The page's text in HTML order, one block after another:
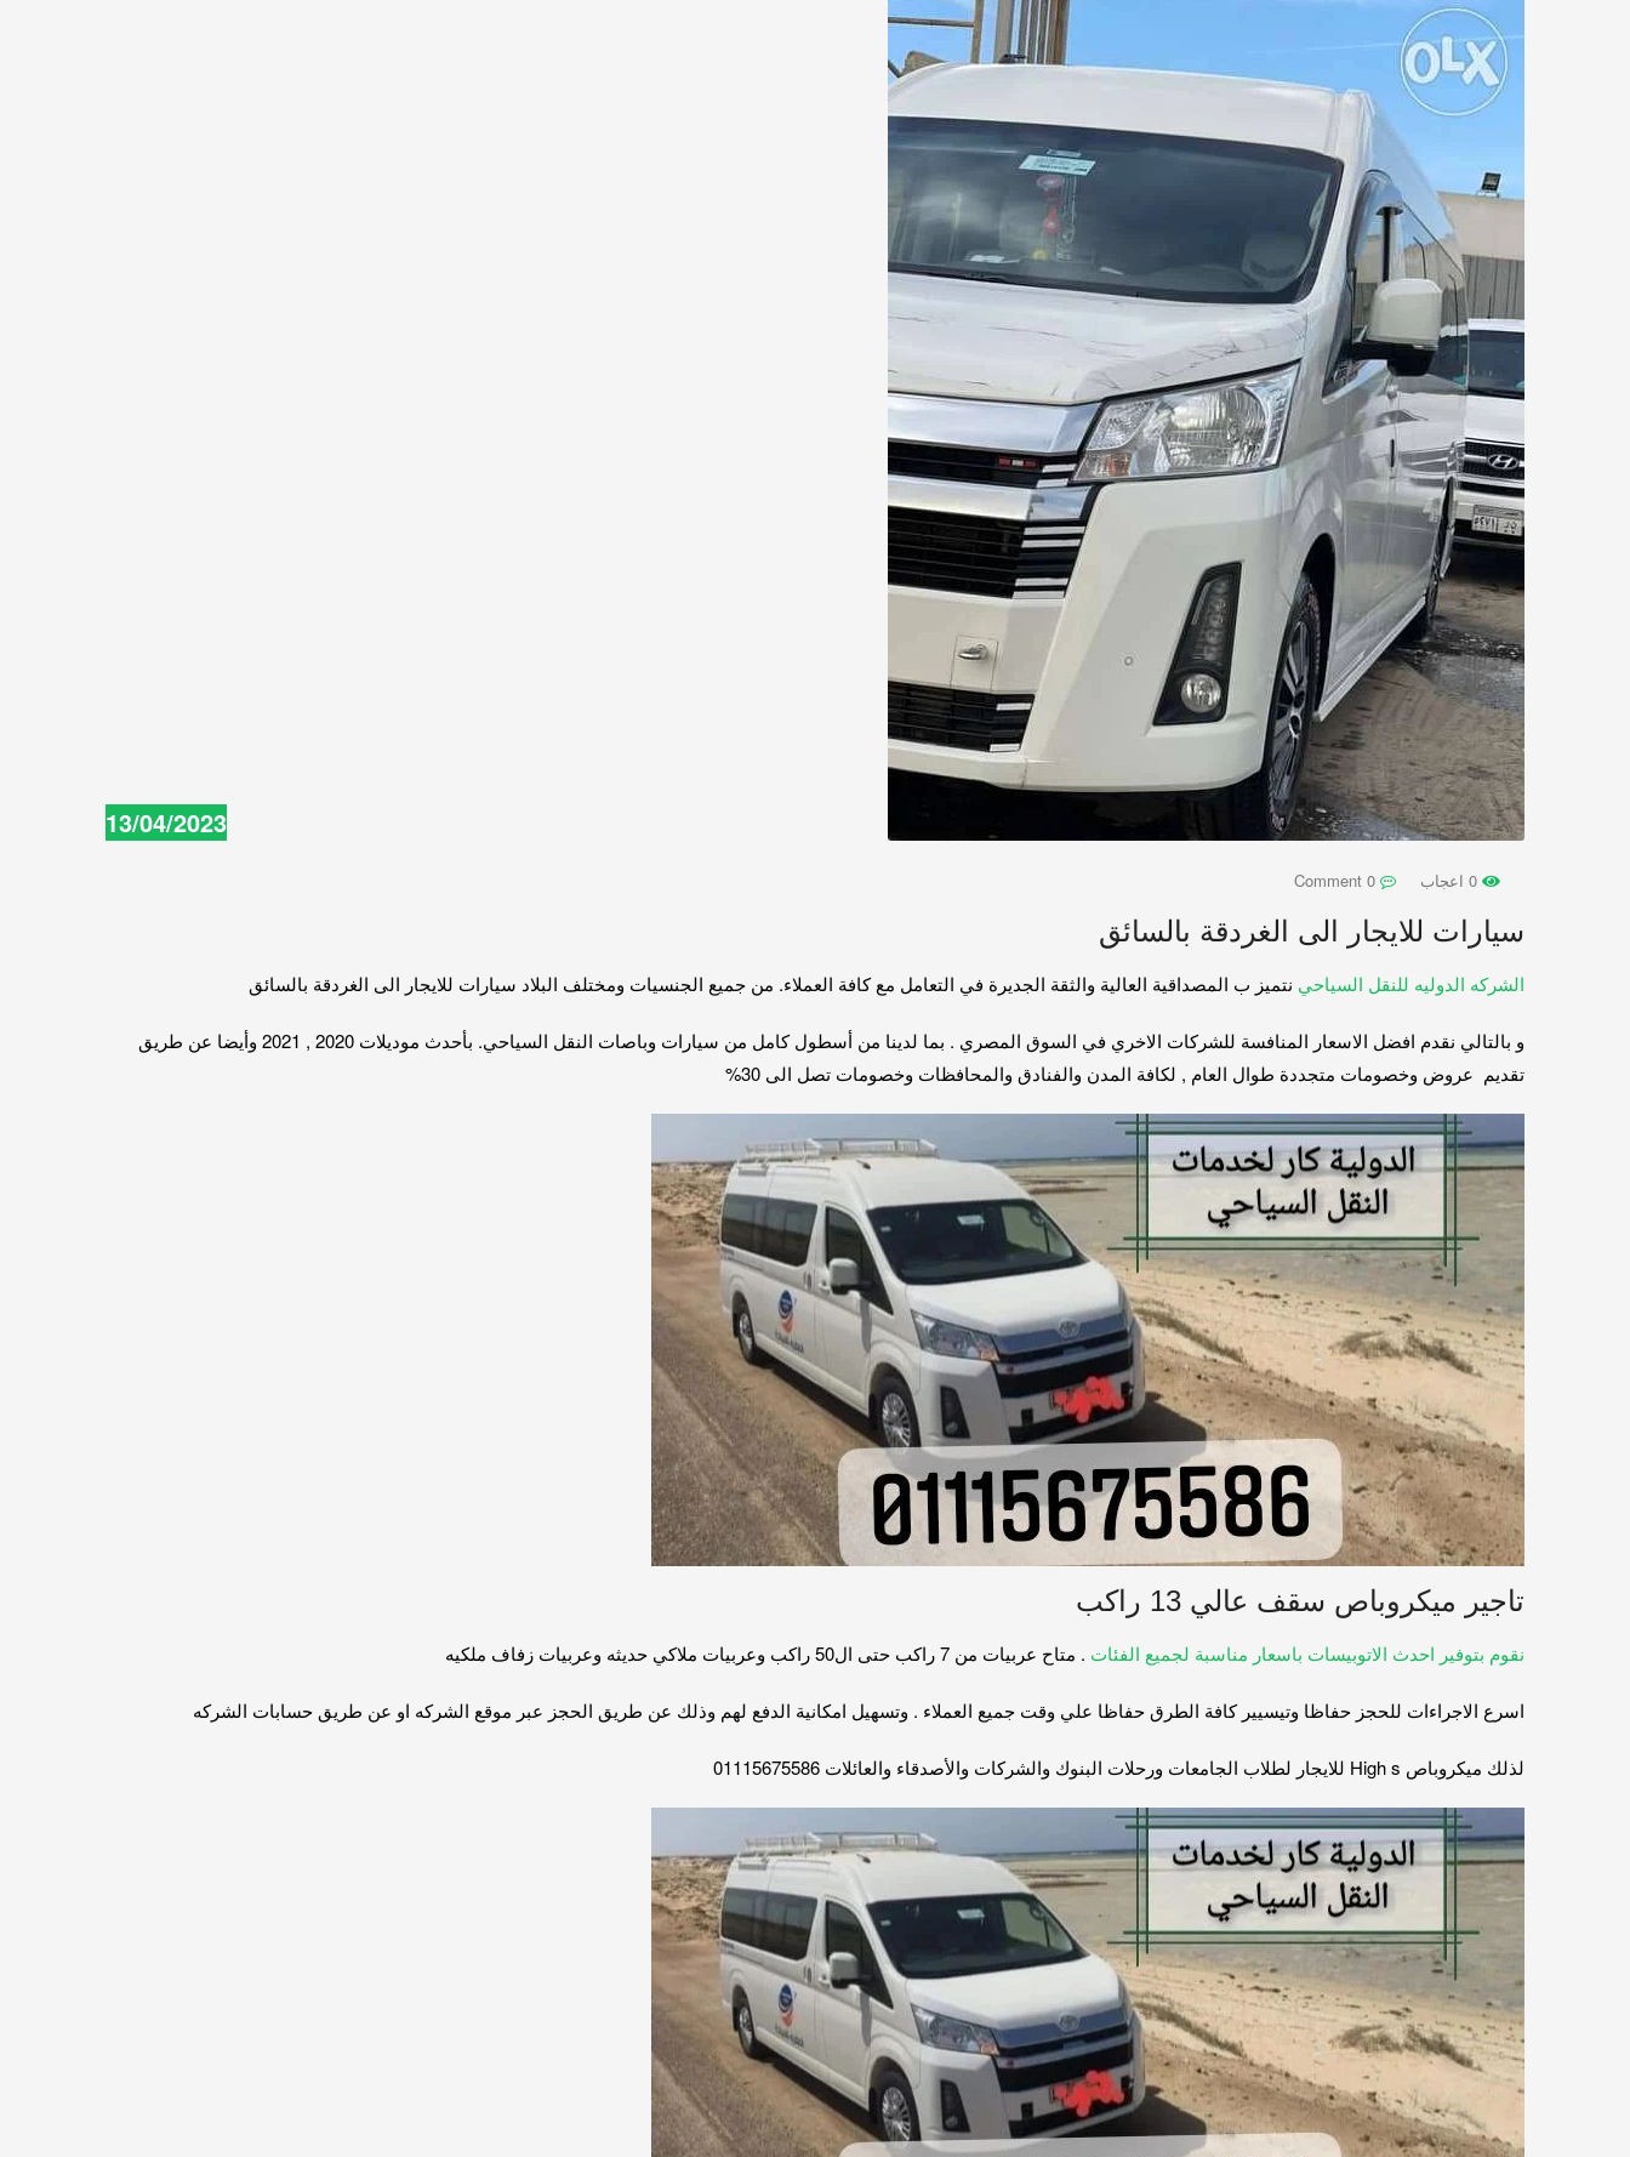
13/04/2023
سيارات للايجار الى الغردقة بالسائق
الشركه الدوليه للنقل السياحي نتميز ب المصداقية العالية والثقة الجديرة في التعامل مع كافة العملاء. من جميع الجنسيات ومختلف البلاد سيارات للايجار الى الغردقة بالسائق
و بالتالي نقدم افضل الاسعار المنافسة للشركات الاخري في السوق المصري . بما لدينا من أسطول كامل من سيارات وباصات النقل السياحي. بأحدث موديلات 2020 , 2021 وأيضا عن طريق
تقديم عروض وخصومات متجددة طوال العام , لكافة المدن والفنادق والمحافظات وخصومات تصل الى 30%
تاجير ميكروباص سقف عالي 13 راكب
نقوم بتوفير احدث الاتوبيسات باسعار مناسبة لجميع الفئات . متاح عربيات من 7 راكب حتى ال50 راكب وعربيات ملاكي حديثه وعربيات زفاف ملكيه
اسرع الاجراءات للحجز حفاظا وتيسيير كافة الطرق حفاظا علي وقت جميع العملاء . وتسهيل امكانية الدفع لهم وذلك عن طريق الحجز عبر موقع الشركه او عن طريق حسابات الشركه
لذلك ميكروباص High s للايجار لطلاب الجامعات ورحلات البنوك والشركات والأصدقاء والعائلات 01115675586